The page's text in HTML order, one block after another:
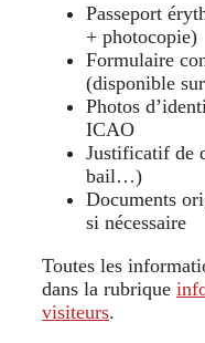
Passeport
+ photocopie)
Formulaire
(disponible
Photos
ICAO
Justificatif de
bail…)
Documents
si nécessaire
Toutes les
dans la rubrique
visiteurs.